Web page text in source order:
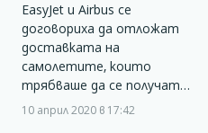
EasyJet и Airbus се
договориха да отложат
доставката на
самолетите, които
трябваше да се получат…
10 април 2020 в 17:42